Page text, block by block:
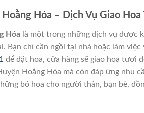
Hóa – Dịch Vụ Giao Hoa
Hóa là một trong những dịch vụ được
Bạn chỉ cần ngồi tại nhà hoặc làm
để đặt hoa, cửa hàng sẽ giao hoa tươi
Hoằng Hóa mà còn đáp ứng nhu
bó hoa cho người thân, bạn bè,